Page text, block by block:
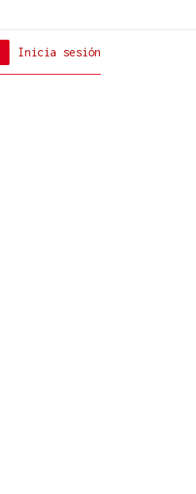
Inicia sesión